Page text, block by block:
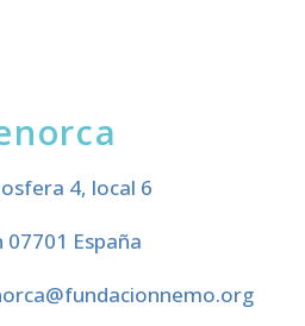
4, local 6
07701 España